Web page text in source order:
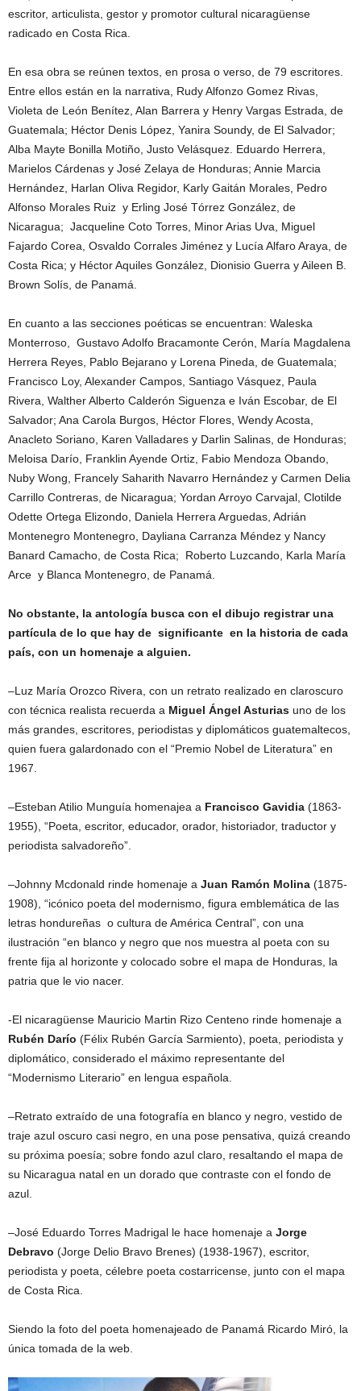
escritor, articulista, gestor y promotor cultural nicaragüense
radicado en Costa Rica.
En esa obra se reúnen textos, en prosa o verso, de 79 escritores.
Entre ellos están en la narrativa, Rudy Alfonzo Gomez Rivas,
Violeta de León Benítez, Alan Barrera y Henry Vargas Estrada, de
Guatemala; Héctor Denis López, Yanira Soundy, de El Salvador;
Alba Mayte Bonilla Motiño, Justo Velásquez. Eduardo Herrera,
Marielos Cárdenas y José Zelaya de Honduras; Annie Marcia
Hernández, Harlan Oliva Regidor, Karly Gaitán Morales, Pedro
Alfonso Morales Ruiz y Erling José Tórrez González, de
Nicaragua; Jacqueline Coto Torres, Minor Arias Uva, Miguel
Fajardo Corea, Osvaldo Corrales Jiménez y Lucía Alfaro Araya, de
Costa Rica; y Héctor Aquiles González, Dionisio Guerra y Aileen B.
Brown Solís, de Panamá.
En cuanto a las secciones poéticas se encuentran: Waleska
Monterroso, Gustavo Adolfo Bracamonte Cerón, María Magdalena
Herrera Reyes, Pablo Bejarano y Lorena Pineda, de Guatemala;
Francisco Loy, Alexander Campos, Santiago Vásquez, Paula
Rivera, Walther Alberto Calderón Siguenza e Iván Escobar, de El
Salvador; Ana Carola Burgos, Héctor Flores, Wendy Acosta,
Anacleto Soriano, Karen Valladares y Darlin Salinas, de Honduras;
Meloisa Darío, Franklin Ayende Ortiz, Fabio Mendoza Obando,
Nuby Wong, Francely Saharith Navarro Hernández y Carmen Delia
Carrillo Contreras, de Nicaragua; Yordan Arroyo Carvajal, Clotilde
Odette Ortega Elizondo, Daniela Herrera Arguedas, Adrián
Montenegro Montenegro, Dayliana Carranza Méndez y Nancy
Banard Camacho, de Costa Rica; Roberto Luzcando, Karla María
Arce y Blanca Montenegro, de Panamá.
No obstante, la antología busca con el dibujo registrar una
partícula de lo que hay de significante en la historia de cada
país, con un homenaje a alguien.
–Luz María Orozco Rivera, con un retrato realizado en claroscuro
con técnica realista recuerda a Miguel Ángel Asturias uno de los
más grandes, escritores, periodistas y diplomáticos guatemaltecos,
quien fuera galardonado con el “Premio Nobel de Literatura” en
1967.
–Esteban Atilio Munguía homenajea a Francisco Gavidia (1863-
1955), “Poeta, escritor, educador, orador, historiador, traductor y
periodista salvadoreño”.
–Johnny Mcdonald rinde homenaje a Juan Ramón Molina (1875-
1908), “icónico poeta del modernismo, figura emblemática de las
letras hondureñas o cultura de América Central”, con una
ilustración “en blanco y negro que nos muestra al poeta con su
frente fija al horizonte y colocado sobre el mapa de Honduras, la
patria que le vio nacer.
-El nicaragüense Mauricio Martin Rizo Centeno rinde homenaje a
Rubén Darío (Félix Rubén García Sarmiento), poeta, periodista y
diplomático, considerado el máximo representante del
“Modernismo Literario” en lengua española.
–Retrato extraído de una fotografía en blanco y negro, vestido de
traje azul oscuro casi negro, en una pose pensativa, quizá creando
su próxima poesía; sobre fondo azul claro, resaltando el mapa de
su Nicaragua natal en un dorado que contraste con el fondo de
azul.
–José Eduardo Torres Madrigal le hace homenaje a Jorge
Debravo (Jorge Delio Bravo Brenes) (1938-1967), escritor,
periodista y poeta, célebre poeta costarricense, junto con el mapa
de Costa Rica.
Siendo la foto del poeta homenajeado de Panamá Ricardo Miró, la
única tomada de la web.